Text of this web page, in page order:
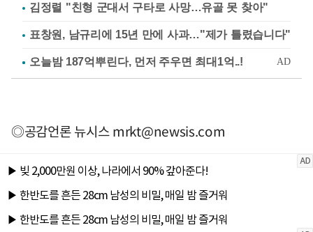
김정렬 "친형 군대서 구타로 사망…유골 못 찾아"
표창원, 남규리에 15년 만에 사과…"제가 틀렸습니다"
◎공감언론 뉴시스mrkt@newsis.com